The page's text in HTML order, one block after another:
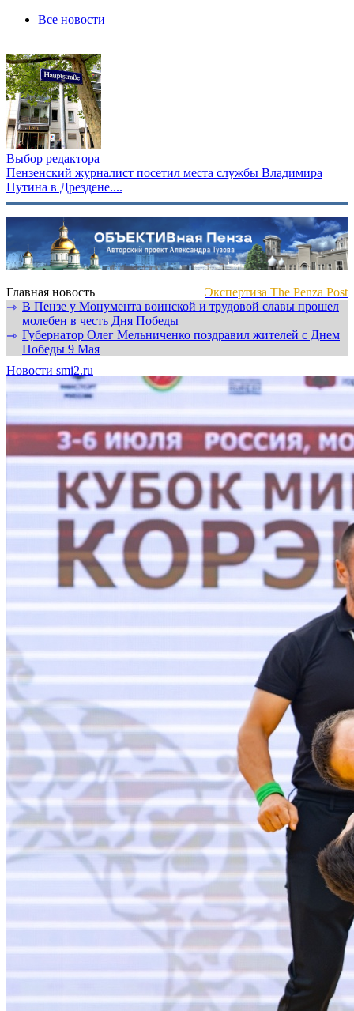
Все новости
Выбор редактора
Пензенский журналист посетил места службы Владимира
Путина в Дрездене....
Главная новость
Экспертиза The Penza Post
⇾ В Пензе у Монумента воинской и трудовой славы прошел
молебен в честь Дня Победы
⇾ Губернатор Олег Мельниченко поздравил жителей с Днем
Победы 9 Мая
Новости smi2.ru